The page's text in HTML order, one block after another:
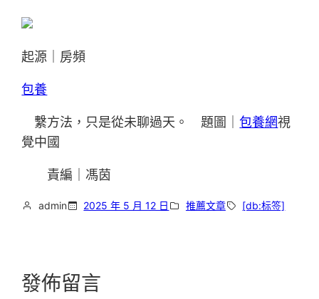
起源｜房頻
包養
繫方法，只是從未聊過天。 題圖｜包養網視
覺中國
責編｜馮茵
admin 2025 年 5 月 12 日 推薦文章 [db:标签]
發佈留言